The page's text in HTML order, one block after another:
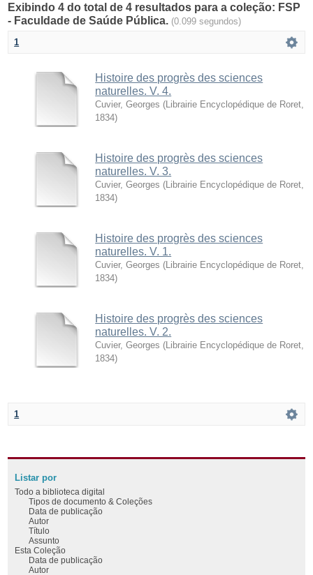
Exibindo 4 do total de 4 resultados para a coleção: FSP
- Faculdade de Saúde Pública. (0.099 segundos)
1
Histoire des progrès des sciences
naturelles. V. 4.
Cuvier, Georges ( Librairie Encyclopédique de Roret
1834)
Histoire des progrès des sciences
naturelles. V. 3.
Cuvier, Georges ( Librairie Encyclopédique de Roret
1834)
Histoire des progrès des sciences
naturelles. V. 1.
Cuvier, Georges ( Librairie Encyclopédique de Roret
1834)
Histoire des progrès des sciences
naturelles. V. 2.
Cuvier, Georges ( Librairie Encyclopédique de Roret
1834)
1
Listar por
Todo a biblioteca digital
Tipos de documento & Coleções
Data de publicação
Autor
Título
Assunto
Esta Coleção
Data de publicação
Autor